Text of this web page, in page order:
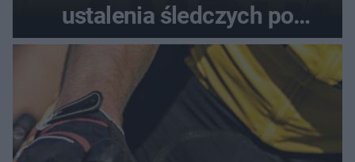
ustalenia śledczych po
dramatycznej akcji